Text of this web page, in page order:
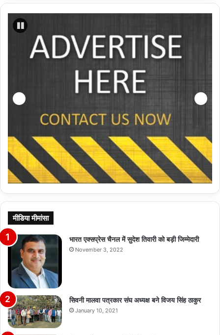
मीडिया मीमांसा
भारत एक्सप्रेस चैनल में सुदेश तिवारी को बड़ी जिम्मेदारी
November 3, 2022
सिवनी मालवा पत्रकार संघ अध्यक्ष बने विजय सिंह ठाकुर
January 10, 2021